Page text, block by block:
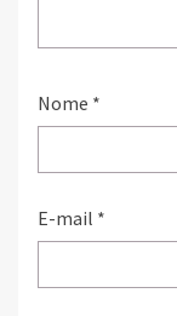
Nome *
E-mail *